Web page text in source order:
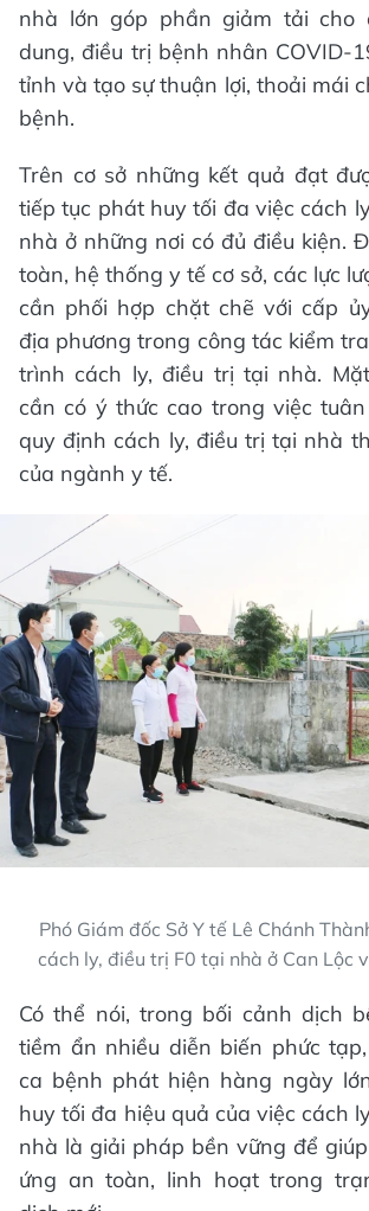
nhà lớn góp phần giảm tải cho
dung, điều trị bệnh nhân COVID-
tỉnh và tạo sự thuận lợi, thoải mái
bệnh.
Trên cơ sở những kết quả đạt
tiếp tục phát huy tối đa việc cách
nhà ở những nơi có đủ điều kiện.
toàn, hệ thống y tế cơ sở, các lực
cần phối hợp chặt chẽ với cấp
địa phương trong công tác kiểm
trình cách ly, điều trị tại nhà.
cần có ý thức cao trong việc
quy định cách ly, điều trị tại nhà
của ngành y tế.
Phó Giám đốc Sở Y tế Lê Chánh
cách ly, điều trị F0 tại nhà ở Can Lộc
Có thể nói, trong bối cảnh dịch
tiềm ẩn nhiều diễn biến phức
ca bệnh phát hiện hàng ngày
huy tối đa hiệu quả của việc cách
nhà là giải pháp bền vững để
ứng an toàn, linh hoạt trong